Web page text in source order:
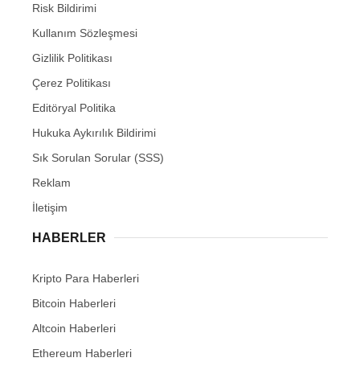
Risk Bildirimi
Kullanım Sözleşmesi
Gizlilik Politikası
Çerez Politikası
Editöryal Politika
Hukuka Aykırılık Bildirimi
Sık Sorulan Sorular (SSS)
Reklam
İletişim
HABERLER
Kripto Para Haberleri
Bitcoin Haberleri
Altcoin Haberleri
Ethereum Haberleri